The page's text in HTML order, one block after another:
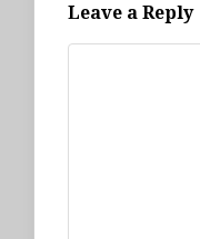
Leave a Reply